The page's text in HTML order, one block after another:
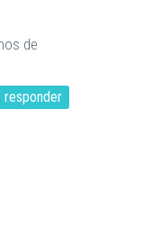
de
responder